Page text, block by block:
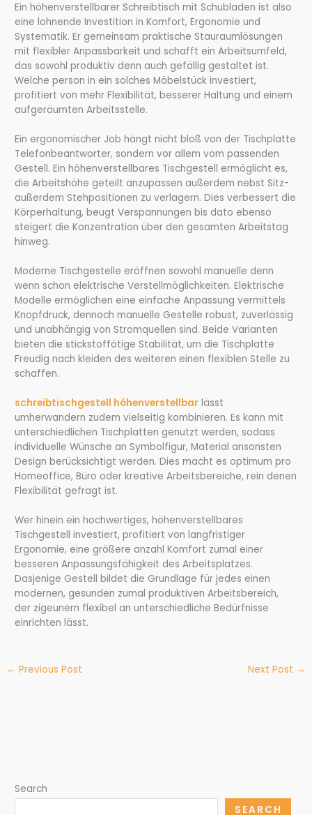
Ein höhenverstellbarer Schreibtisch mit Schubladen ist also
eine lohnende Investition in Komfort, Ergonomie und
Systematik. Er gemeinsam praktische Stauraumlösungen
mit flexibler Anpassbarkeit und schafft ein Arbeitsumfeld,
das sowohl produktiv denn auch gefällig gestaltet ist.
Welche person in ein solches Möbelstück investiert,
profitiert von mehr Flexibilität, besserer Haltung und einem
aufgeräumten Arbeitsstelle.
Ein ergonomischer Job hängt nicht bloß von der Tischplatte
Telefonbeantworter, sondern vor allem vom passenden
Gestell. Ein höhenverstellbares Tischgestell ermöglicht es,
die Arbeitshöhe geteilt anzupassen außerdem nebst Sitz-
außerdem Stehpositionen zu verlagern. Dies verbessert die
Körperhaltung, beugt Verspannungen bis dato ebenso
steigert die Konzentration über den gesamten Arbeitstag
hinweg.
Moderne Tischgestelle eröffnen sowohl manuelle denn
wenn schon elektrische Verstellmöglichkeiten. Elektrische
Modelle ermöglichen eine einfache Anpassung vermittels
Knopfdruck, dennoch manuelle Gestelle robust, zuverlässig
und unabhängig von Stromquellen sind. Beide Varianten
bieten die stickstoffötige Stabilität, um die Tischplatte
Freudig nach kleiden des weiteren einen flexiblen Stelle zu
schaffen.
schreibtischgestell höhenverstellbar lässt
umherwandern zudem vielseitig kombinieren. Es kann mit
unterschiedlichen Tischplatten genutzt werden, sodass
individuelle Wünsche an Symbolfigur, Material ansonsten
Design berücksichtigt werden. Dies macht es optimum pro
Homeoffice, Büro oder kreative Arbeitsbereiche, rein denen
Flexibilität gefragt ist.
Wer hinein ein hochwertiges, höhenverstellbares
Tischgestell investiert, profitiert von langfristiger
Ergonomie, eine größere anzahl Komfort zumal einer
besseren Anpassungsfähigkeit des Arbeitsplatzes.
Dasjenige Gestell bildet die Grundlage für jedes einen
modernen, gesunden zumal produktiven Arbeitsbereich,
der zigeunern flexibel an unterschiedliche Bedürfnisse
einrichten lässt.
← Previous Post Next Post →
Search
SEARCH